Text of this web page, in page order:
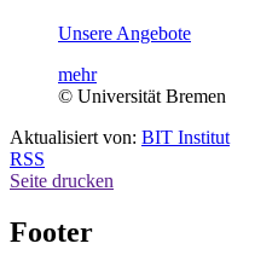
Unsere Angebote
mehr
© Universität Bremen
Aktualisiert von: BIT Institut
RSS
Seite drucken
Footer